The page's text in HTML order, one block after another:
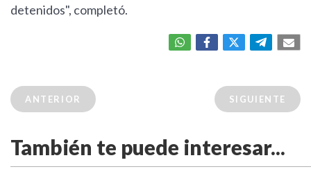
detenidos", completó.
ANTERIOR SIGUIENTE
También te puede interesar...